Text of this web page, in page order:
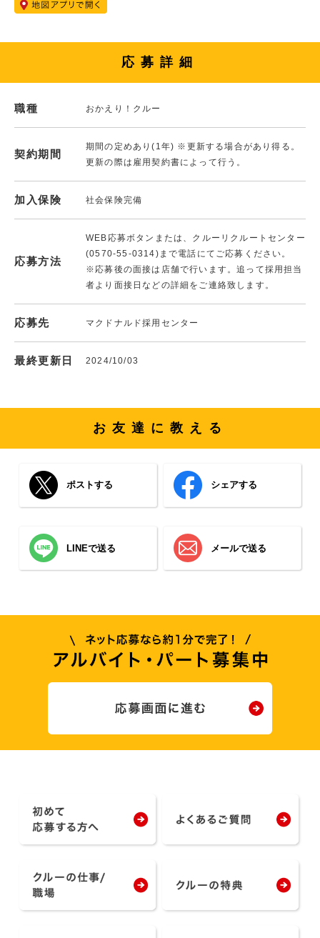
応募詳細
職種 おかえり！クルー
契約期間
期間の定めあり(1年) ※更新する場合があり得る。
更新の際は雇用契約書によって行う。
加入保険 社会保険完備
応募方法
WEB応募ボタンまたは、クルーリクルートセンター
(0570-55-0314)まで電話にてご応募ください。
※応募後の面接は店舗で行います。追って採用担当
者より面接日などの詳細をご連絡致します。
応募先 マクドナルド採用センター
最終更新日 2024/10/03
お友達に教える
ポストする シェアする
LINEで送る メールで送る